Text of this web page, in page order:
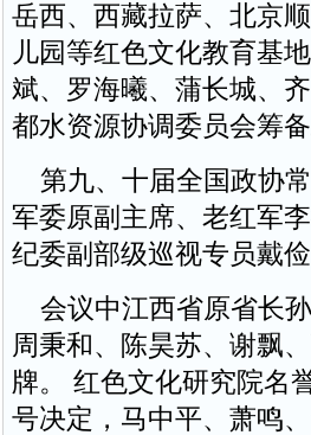
岳西、西藏拉萨、北京
儿园等红色文化教育基
斌、罗海曦、蒲长城、
都水资源协调委员会筹
第九、十届全国政协
军委原副主席、老红军
纪委副部级巡视专员戴俭
会议中江西省原省长
周秉和、陈昊苏、谢飘
牌。 红色文化研究院名
号决定，马中平、萧鸣